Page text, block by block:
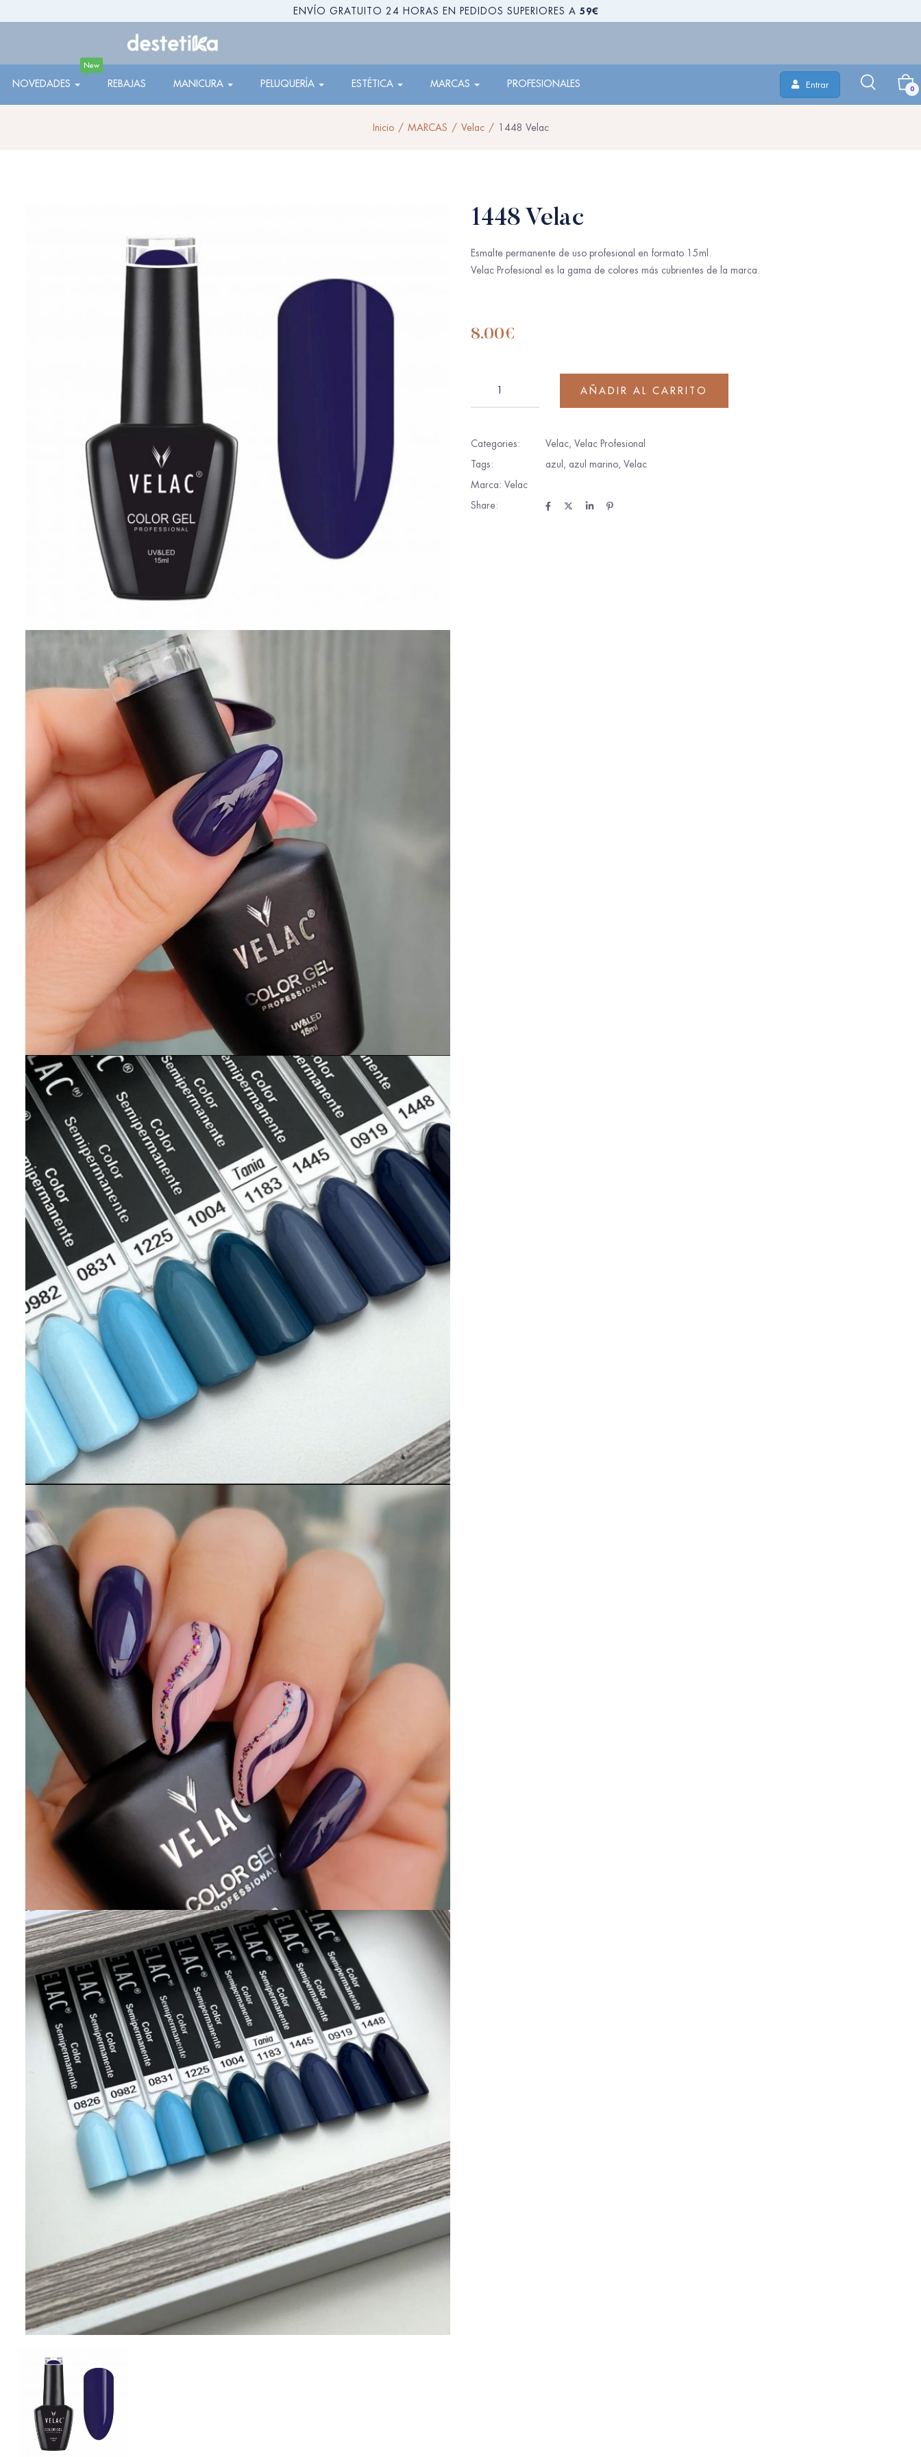
ENVÍO GRATUITO 24 HORAS EN PEDIDOS SUPERIORES A 59€
NOVEDADES
New
REBAJAS MANICURA PELUQUERÍA ESTÉTICA MARCAS PROFESIONALES Entrar 0
Inicio MARCAS Velac 1448 Velac
1448 Velac
Esmalte permanente de uso profesional en formato 15ml.
Velac Profesional es la gama de colores más cubrientes de la marca.
8.00€
AÑADIR AL CARRITO
Categories: Velac, Velac Profesional
Tags:
azul , azul marino, Velac
Marca: Velac
Share: